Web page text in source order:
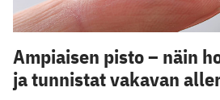
Ampiaisen pisto – näin
ja tunnistat vakavan